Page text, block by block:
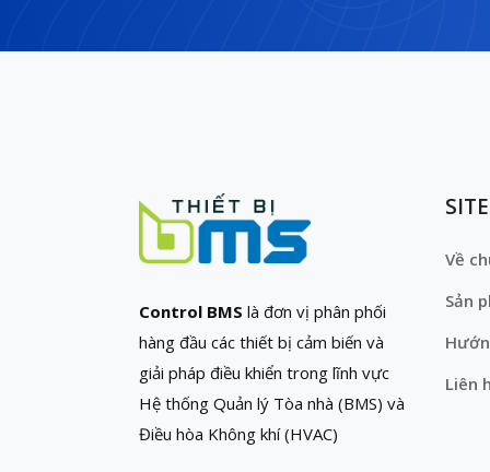
Control BMS là đơn vị phân phối
hàng đầu các thiết bị cảm biến và
giải pháp điều khiển trong lĩnh vực
Hệ thống Quản lý Tòa nhà (BMS) và
Điều hòa Không khí (HVAC)
Về
Sản
Liên